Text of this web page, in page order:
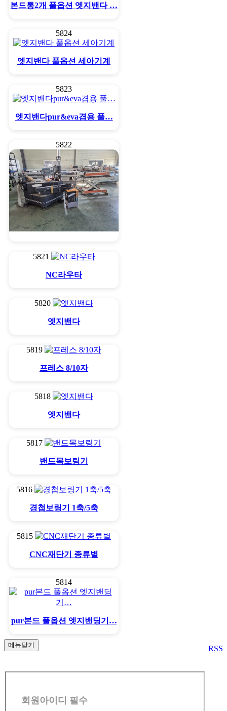
본드통2개 풀옵션 엣지밴다 …
5824
엣지밴다 풀옵션 세아기계
5823
엣지밴다pur&eva겸용 풀…
5822
5821
NC라우타
5820
엣지밴다
5819
프레스 8/10자
5818
엣지밴다
5817
밴드목보링기
5816
경첩보링기 1축/5축
5815
CNC재단기 종류별
5814
pur본드 풀옵션 엣지밴딩기…
RSS
메뉴닫기
회
회원아이디 필수